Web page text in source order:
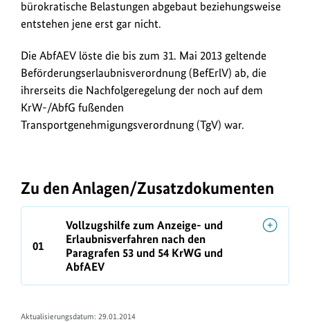
bürokratische Belastungen abgebaut beziehungsweise
entstehen jene erst gar nicht.
Die AbfAEV löste die bis zum 31. Mai 2013 geltende
Beförderungserlaubnisverordnung (BefErlV) ab, die
ihrerseits die Nachfolgeregelung der noch auf dem
KrW-/AbfG fußenden
Transportgenehmigungsverordnung (TgV) war.
Zu den Anlagen/Zusatzdokumenten
01
Vollzugshilfe zum Anzeige- und
Erlaubnisverfahren nach den
Paragrafen 53 und 54 KrWG und
AbfAEV
Aktualisierungsdatum: 29.01.2014